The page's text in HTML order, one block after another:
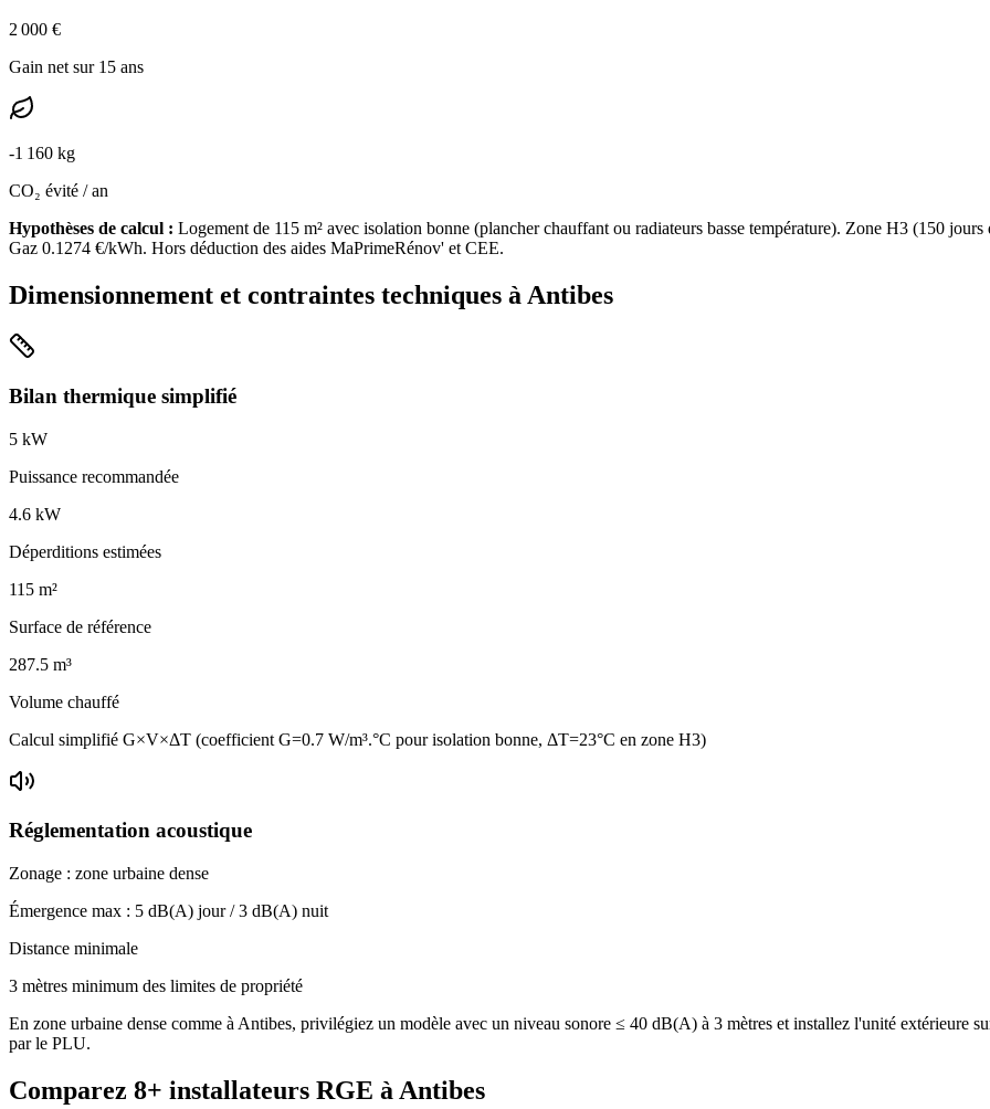
2 000 €
Gain net sur 15 ans
-1 160 kg
CO₂ évité / an
Hypothèses de calcul : Logement de 115 m² avec isolation bonne (plancher chauffant ou radiateurs basse température). Zone H3 (150 jours
Gaz 0.1274 €/kWh. Hors déduction des aides MaPrimeRénov' et CEE.
Dimensionnement et contraintes techniques à Antibes
Bilan thermique simplifié
5 kW
Puissance recommandée
4.6 kW
Déperditions estimées
115 m²
Surface de référence
287.5 m³
Volume chauffé
Calcul simplifié G×V×ΔT (coefficient G=0.7 W/m³.°C pour isolation bonne, ΔT=23°C en zone H3)
Réglementation acoustique
Zonage : zone urbaine dense
Émergence max : 5 dB(A) jour /3 dB(A) nuit
Distance minimale
3 mètres minimum des limites de propriété
En zone urbaine dense comme à Antibes, privilégiez un modèle avec un niveau sonore ≤ 40 dB(A) à 3 mètres et installez l'unité extérieure
par le PLU.
Comparez 8+ installateurs RGE à Antibes